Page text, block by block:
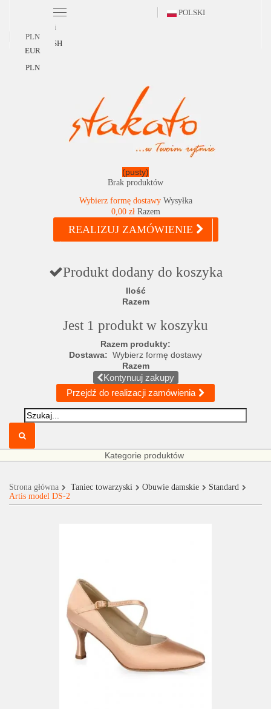
POLSKI
Polski
ENGLISH
PLN
EUR
PLN
(pusty)
Brak produktów
Wybierz formę dostawy Wysyłka
0,00 zł Razem
REALIZUJ ZAMÓWIENIE
Produkt dodany do koszyka
Ilość
Razem
Jest 1 produkt w koszyku
Razem produkty:
Dostawa: Wybierz formę dostawy
Razem
Kontynuuj zakupy
Przejdź do realizacji zamówienia
Kategorie produktów
Strona główna Taniec towarzyski Obuwie damskie
Standard
Artis model DS-2